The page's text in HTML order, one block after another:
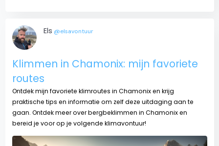
Els @elsavontuur
Klimmen in Chamonix: mijn favoriete
routes
Ontdek mijn favoriete klimroutes in Chamonix en krijg
praktische tips en informatie om zelf deze uitdaging aan te
gaan. Ontdek meer over bergbeklimmen in Chamonix en
bereid je voor op je volgende klimavontuur!